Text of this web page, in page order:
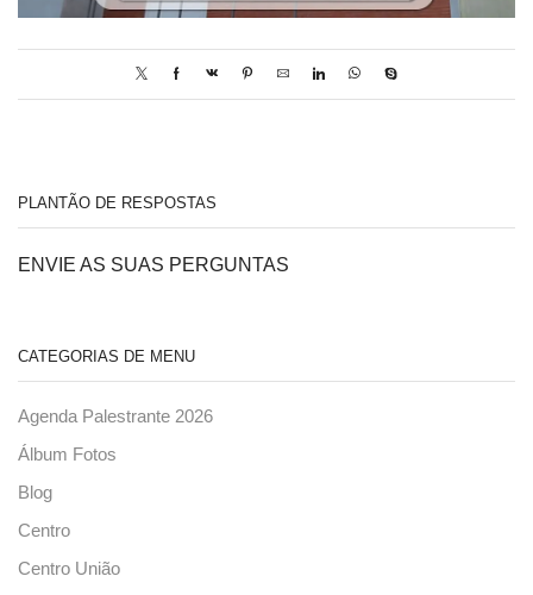
PLANTÃO DE RESPOSTAS
ENVIE AS SUAS PERGUNTAS
CATEGORIAS DE MENU
Agenda Palestrante 2026
Álbum Fotos
Blog
Centro
Centro União